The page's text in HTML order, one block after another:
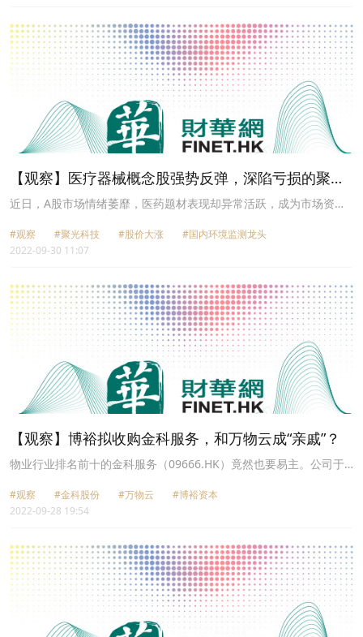
【观察】医疗器械概念股强势反弹，深陷亏损的聚光
科技为何能领涨？
近日，A股市场情绪萎靡，医药题材表现却异常活跃，成为市场资金
块涨幅达0.85%。据东财行情显示，截至9月27日至今，医药器械概
念股板块涨幅为4.51%，表现远优于同期上证指数-0.36%的涨跌幅。
#观察 #聚光科技 #股价大涨
#国内环境监测龙头
2022-09-30 11:07
【观察】博裕拟收购金科服务，和万物云成“亲戚”？
物业行业排名前十的金科服务（09666.HK）竟然也要易主。公司于
为47.63亿港元进行要约收购，全面控股金科服务。如果本次要约收
购成功，博裕两次投入不到90亿港元便成功入主金科服务，而金科系
#观察 #金科股份 #万物云
#博裕资本
2022-09-28 19:54